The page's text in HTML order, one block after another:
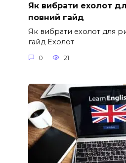
Як вибрати ехолот
повний гайд
Як вибрати ехолот для
гайд Ехолот
0 21